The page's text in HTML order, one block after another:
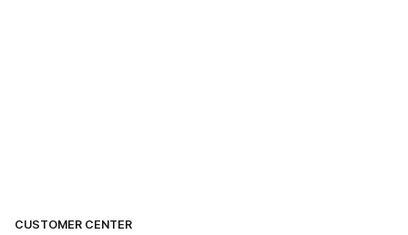
CUSTOMER CENTER